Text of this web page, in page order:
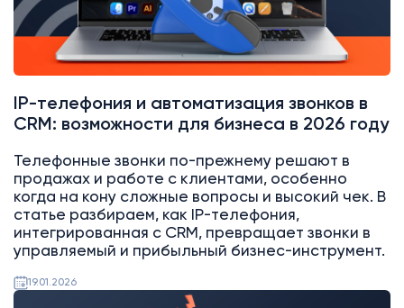
IP-телефония и автоматизация звонков в
CRM: возможности для бизнеса в 2026 году
Телефонные звонки по-прежнему решают в
продажах и работе с клиентами, особенно
когда на кону сложные вопросы и высокий чек. В
статье разбираем, как IP-телефония,
интегрированная с CRM, превращает звонки в
управляемый и прибыльный бизнес-инструмент.
19.01.2026